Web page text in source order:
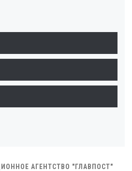
АГЕНТСТВО "ГЛАВПОСТ"